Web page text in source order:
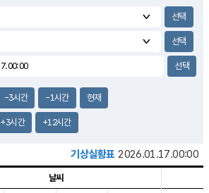
2.9m/s
-3시간 -1시간 현재
+3시간 +12시간
기상실황표 2026.01.17.00:00
날씨